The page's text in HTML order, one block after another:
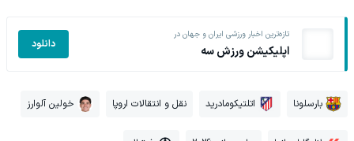
تازه‌ترین اخبار ورزشی ایران و جهان در
اپلیکیشن ورزش سه دانلود
بارسلونا اتلتیکومادرید نقل و انتقالات اروپا خولین آلوارز